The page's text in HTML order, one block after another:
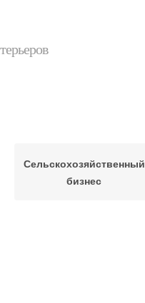
Сельскохозяйственный
бизнес